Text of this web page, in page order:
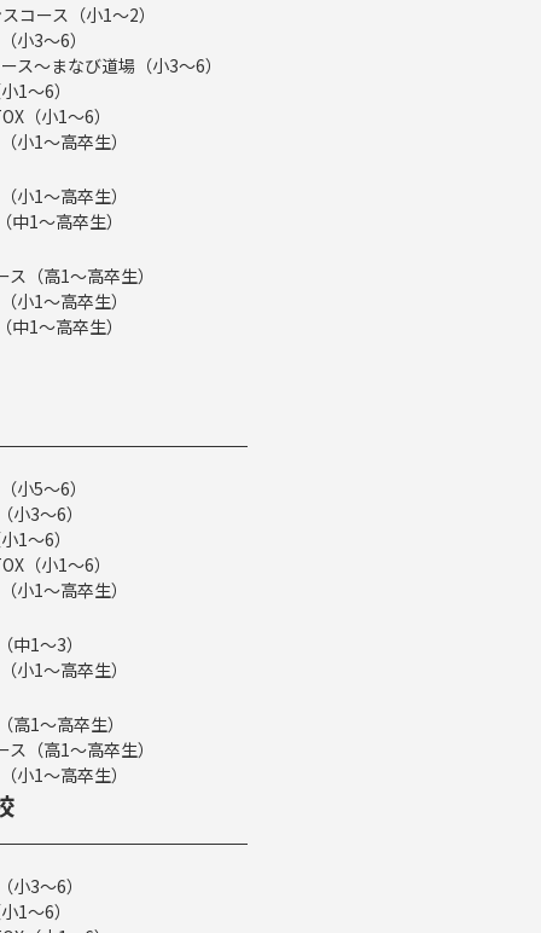
コース（小1～2）
小3～6）
ス～まなび道場（小3～6）
1～6）
（小1～6）
小1～高卒生）
小1～高卒生）
1～高卒生）
（高1～高卒生）
小1～高卒生）
1～高卒生）
小5～6）
小3～6）
1～6）
（小1～6）
小1～高卒生）
中1～3）
小1～高卒生）
高1～高卒生）
（高1～高卒生）
小1～高卒生）
小3～6）
1～6）